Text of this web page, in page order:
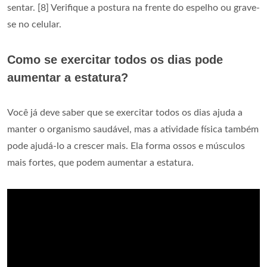
sentar. [8] Verifique a postura na frente do espelho ou grave-
se no celular.
Como se exercitar todos os dias pode
aumentar a estatura?
Você já deve saber que se exercitar todos os dias ajuda a
manter o organismo saudável, mas a atividade física também
pode ajudá-lo a crescer mais. Ela forma ossos e músculos
mais fortes, que podem aumentar a estatura.